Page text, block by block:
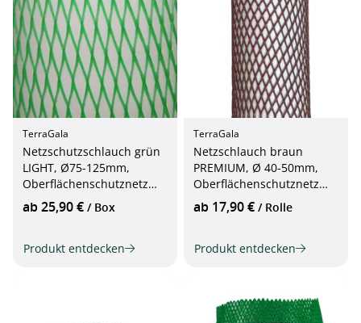
TerraGala
Netzschutzschlauch grün
LIGHT, Ø75-125mm,
Oberflächenschutznetz
25m
ab 25,90 € / Box
Produkt entdecken
TerraGala
Netzschlauch braun
PREMIUM, Ø 40-50mm,
Oberflächenschutznetz
25m
ab 17,90 € / Rolle
Produkt entdecken